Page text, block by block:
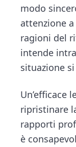
modo
attenzione
ragioni del
intende
situazione
Un’efficace
ripristinare
rapporti
è